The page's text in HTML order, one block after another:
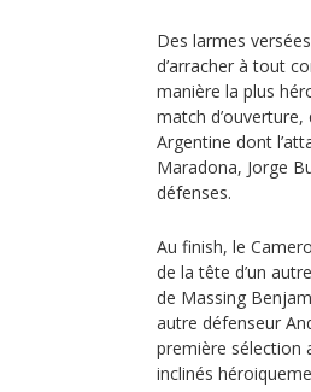
Des larmes
d’arracher à tout
manière la plus
match
Argentine dont
Maradona, Jorge
défenses.
Au finish, le
de la tête d’un
de Massing
autre défenseur
première sélection
inclinés